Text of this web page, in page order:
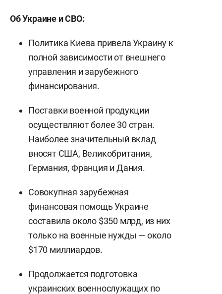
Об Украине и СВО:
Политика Киева привела Украину к
полной зависимости от внешнего
управления и зарубежного
финансирования.
Поставки военной продукции
осуществляют более 30 стран.
Наиболее значительный вклад
вносят США, Великобритания,
Германия, Франция и Дания.
Совокупная зарубежная
финансовая помощь Украине
составила около $350 млрд, из них
только на военные нужды — около
$170 миллиардов.
Продолжается подготовка
украинских военнослужащих по